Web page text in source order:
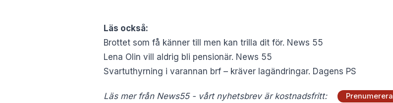
Läs också:
Brottet som få känner till men kan trilla dit för. News 55
Lena Olin vill aldrig bli pensionär. News 55
Svartuthyrning i varannan brf – kräver lagändringar. Dagens PS
Läs mer från News55 - vårt nyhetsbrev är kostnadsfritt: Prenumerera